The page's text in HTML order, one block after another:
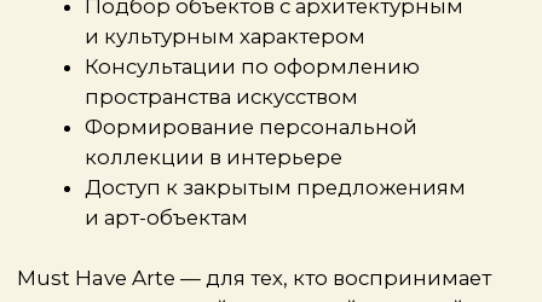
Heritageпредметный дизайн
воспринимается как культурная ценность:
вещи здесь становятся не просто
экспонатами, а живыми участниками
разговора о времени, вкусе и культуре.
Галерея собирает знаковые объекты —
от редкого европейского mid-century
до уникальных предметов советского
Нам близок их подход: выбирать